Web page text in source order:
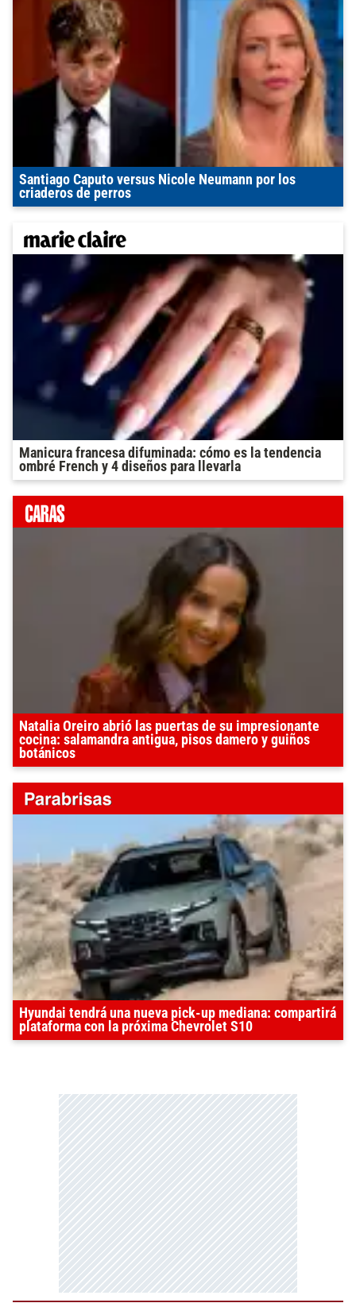
Santiago Caputo versus Nicole Neumann por los
criaderos de perros
Manicura francesa difuminada: cómo es la tendencia
ombré French y 4 diseños para llevarla
Natalia Oreiro abrió las puertas de su impresionante
cocina: salamandra antigua, pisos damero y guiños
botánicos
Hyundai tendrá una nueva pick-up mediana: compartirá
plataforma con la próxima Chevrolet S10